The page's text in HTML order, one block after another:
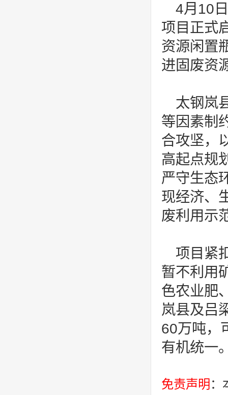
4月10
项目正式
资源闲置
进固废资
太钢岚
等因素制
合攻坚，
高起点规
严守生态
现经济、
废利用示
项目紧
暂不利用
色农业肥
岚县及吕
60万吨，
有机统一
免责声明 ：